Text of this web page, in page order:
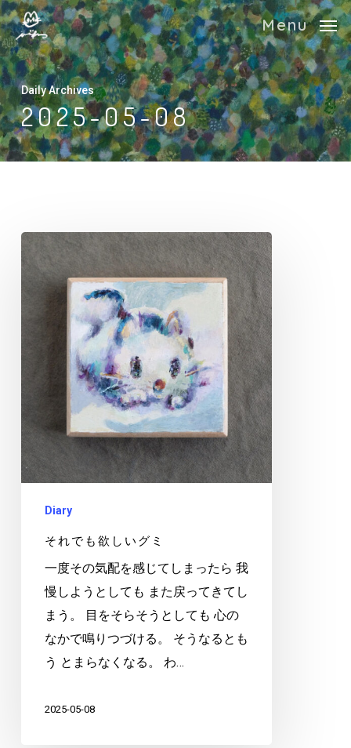
Skip
to
main
content
Menu
Daily Archives
2025-05-08
れ
い
グ
Diary
それでも欲しいグミ
一度その気配を感じてしまったら 我
慢しようとしても また戻ってきてし
まう。 目をそらそうとしても 心の
なかで鳴りつづける。 そうなるとも
う とまらなくなる。 わ…
2025-05-08